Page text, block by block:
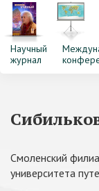
Научный
журнал
Смоленский
университета